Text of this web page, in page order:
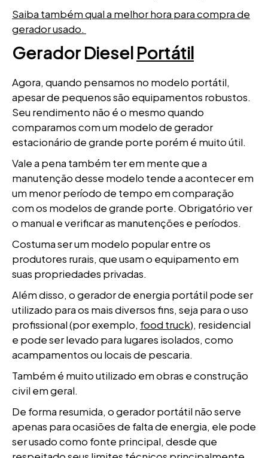
Saiba também qual a melhor hora para compra de
gerador usado.
Gerador Diesel Portátil
Agora, quando pensamos no modelo portátil,
apesar de pequenos são equipamentos robustos.
Seu rendimento não é o mesmo quando
comparamos com um modelo de gerador
estacionário de grande porte porém é muito útil.
Vale a pena também ter em mente que a
manutenção desse modelo tende a acontecer em
um menor período de tempo em comparação
com os modelos de grande porte. Obrigatório ver
o manual e verificar as manutenções e períodos.
Costuma ser um modelo popular entre os
produtores rurais, que usam o equipamento em
suas propriedades privadas.
Além disso, o gerador de energia portátil pode ser
utilizado para os mais diversos fins, seja para o uso
profissional (por exemplo, food truck), residencial
e pode ser levado para lugares isolados, como
acampamentos ou locais de pescaria.
Também é muito utilizado em obras e construção
civil em geral.
De forma resumida, o gerador portátil não serve
apenas para ocasiões de falta de energia, ele pode
ser usado como fonte principal, desde que